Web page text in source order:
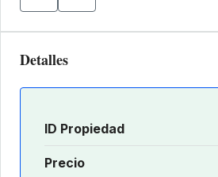
Detalles
ID Propiedad
Precio